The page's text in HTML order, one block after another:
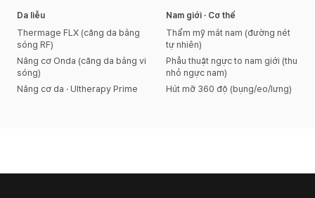
Da liễu
Thermage FLX (căng da bằng
sóng RF)
Nâng cơ Onda (căng da bằng vi
sóng)
Nâng cơ da · Ultherapy Prime
Nam giới · Cơ thể
Thẩm mỹ mắt nam (đường nét
tự nhiên)
Phẫu thuật ngực to nam giới (thu
nhỏ ngực nam)
Hút mỡ 360 độ (bụng/eo/lưng)